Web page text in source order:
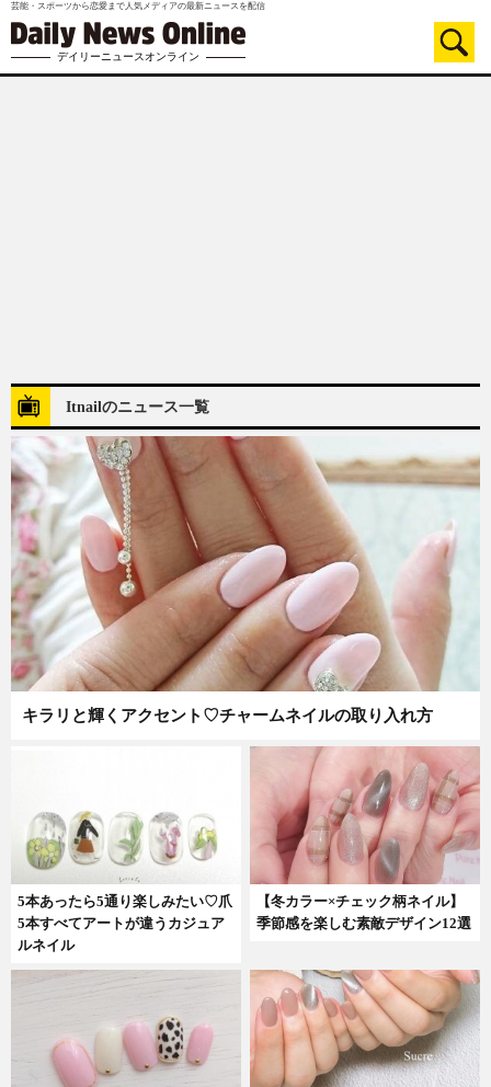
芸能・スポーツから恋愛まで人気メディアの最新ニュースを配信
デイリーニュースオンライン
Itnailのニュース一覧
キラリと輝くアクセント♡チャームネイルの取り入れ方
5本あったら5通り楽しみたい♡爪
5本すべてアートが違うカジュア
ルネイル
【冬カラー×チェック柄ネイル】
季節感を楽しむ素敵デザイン12選